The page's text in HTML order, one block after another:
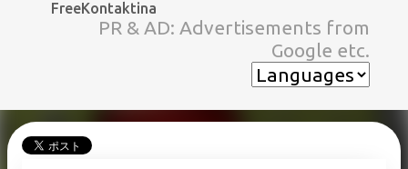
スキップしてメイン コンテンツに移動
FreeKontaktina
PR & AD: Advertisements from
Google etc.